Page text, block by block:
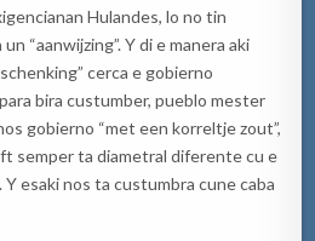
Hulandes, lo no tin
“aanwijzing”. Y di e manera aki
cerca e gobierno
bira custumber, pueblo mester
gobierno “met een korreltje zout”,
semper ta diametral diferente cu e
esaki nos ta custumbra cune caba